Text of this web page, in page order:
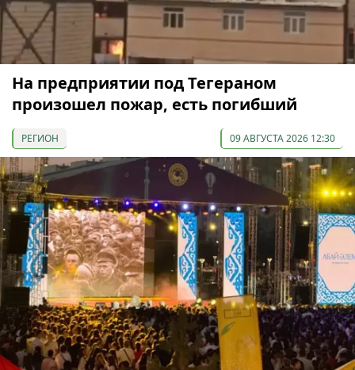
На предприятии под Тегераном
произошел пожар, есть погибший
РЕГИОН 09 АВГУСТА 2026 12:30